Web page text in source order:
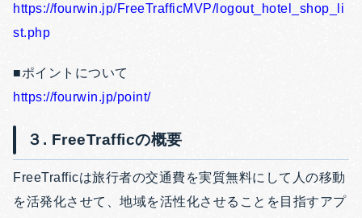
https://fourwin.jp/FreeTrafficMVP/logout_hotel_shop_li
st.php
■ポイントについて
https://fourwin.jp/point/
３. FreeTrafficの概要
FreeTrafficは旅行者の交通費を実質無料にして人の移動
を活発化させて、地域を活性化させることを目指すアプ